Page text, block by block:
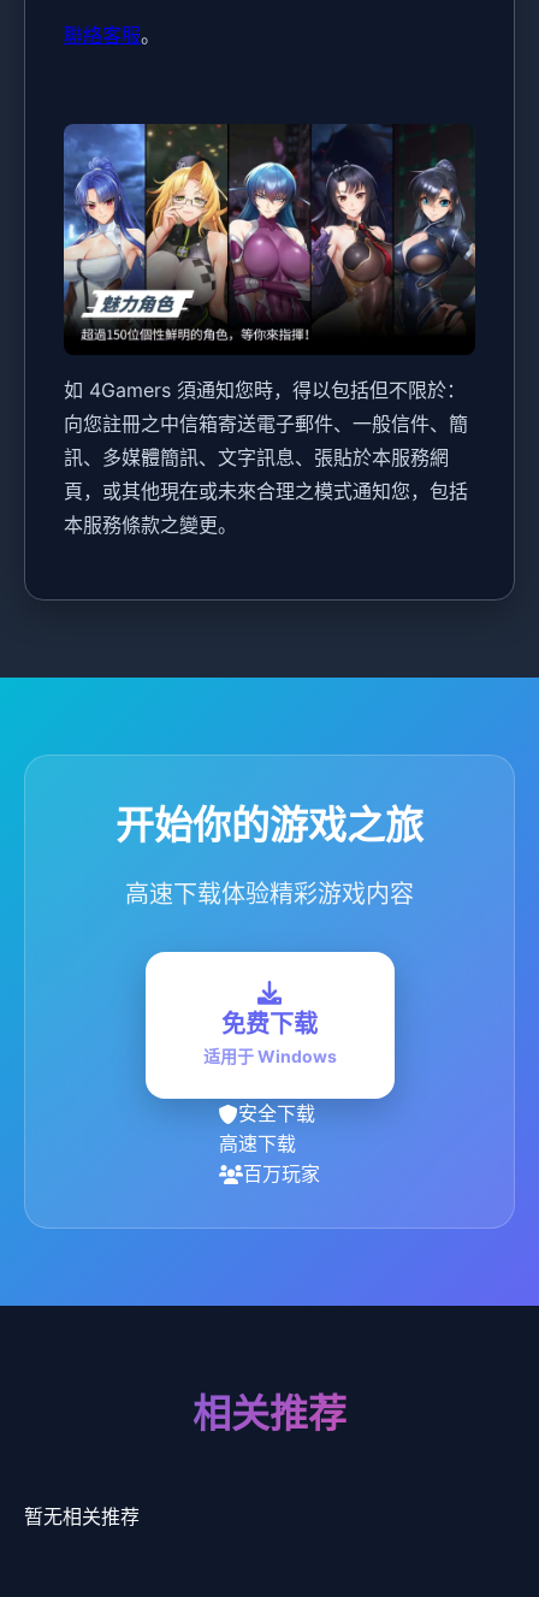
聯絡客服。
如 4Gamers 須通知您時，得以包括但不限於：
向您註冊之中信箱寄送電子郵件、一般信件、簡
訊、多媒體簡訊、文字訊息、張貼於本服務網
頁，或其他現在或未來合理之模式通知您，包括
本服務條款之變更。
开始你的游戏之旅
高速下载体验精彩游戏内容
免费下载
适用于 Windows
安全下载
高速下载
百万玩家
相关推荐
暂无相关推荐